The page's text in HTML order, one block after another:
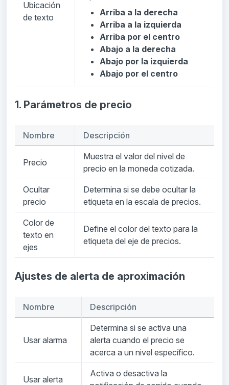
Ubicación
de texto
Arriba a la derecha
Arriba a la izquierda
Arriba por el centro
Abajo a la derecha
Abajo por la izquierda
Abajo por el centro
1. Parámetros de precio
Nombre Descripción
Precio
Muestra el valor del nivel de
precio en la moneda cotizada.
Ocultar
precio
Determina si se debe ocultar la
etiqueta en la escala de precios.
Color de
texto en
ejes
Define el color del texto para la
etiqueta del eje de precios.
Ajustes de alerta de aproximación
Nombre Descripción
Usar alarma
Determina si se activa una
alerta cuando el precio se
acerca a un nivel específico.
Usar alerta
Activa o desactiva la